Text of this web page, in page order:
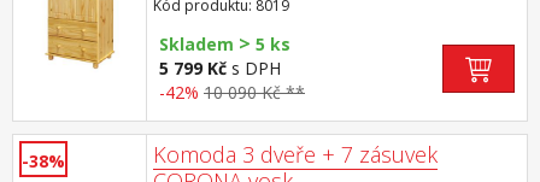
Kód produktu: 8019
Skladem > 5 ks
5 799 Kč s DPH
-42% 10 090 Kč **
-38%
Komoda 3 dveře + 7 zásuvek